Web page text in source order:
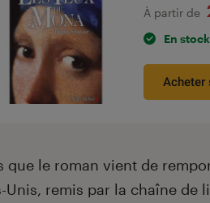
À partir de
En stock
Acheter
que le roman vient de
Unis, remis par la chaîne de